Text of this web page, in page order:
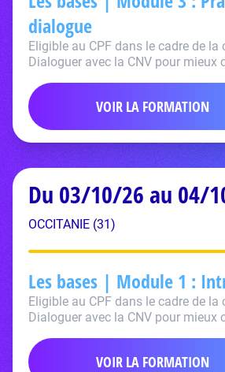
dialogue
Eligible au CPF dans le cadre de la
Dialoguer avec la CNV pour mieux
VOIR LA FORMATION
Du 03/10/26 au 04/
OCCITANIE (31)
Les bases | Module 1 :
Eligible au CPF dans le cadre de la
Dialoguer avec la CNV pour mieux
VOIR LA FORMATION